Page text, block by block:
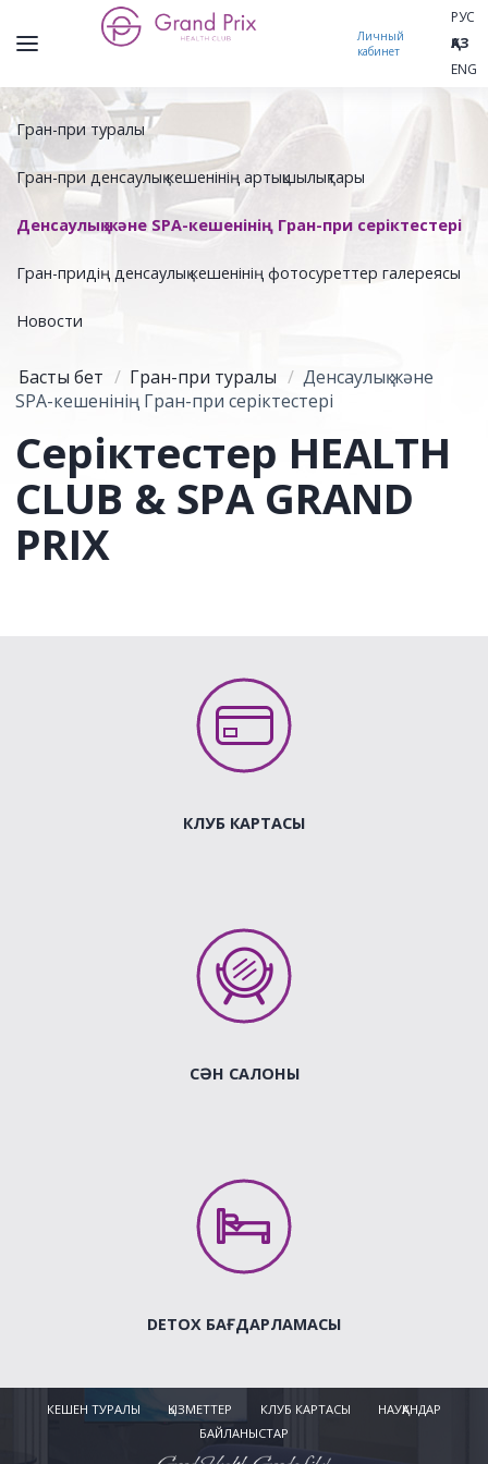
Личный
кабинет
РУС
ҚАЗ
ENG
Гран-при туралы
Гран-при денсаулық кешенінің артықшылықтары
Денсаулық және SPA-кешенінің Гран-при серіктестері
Гран-придің денсаулық кешенінің фотосуреттер галереясы
Новости
Басты бет / Гран-при туралы / Денсаулық және
SPA-кешенінің Гран-при серіктестері
Серіктестер HEALTH
CLUB & SPA GRAND
PRIX
КЛУБ КАРТАСЫ
СӘН САЛОНЫ
DETOX БАҒДАРЛАМАСЫ
КЕШЕН ТУРАЛЫ ҚЫЗМЕТТЕР КЛУБ КАРТАСЫ
НАУҚАНДАР
БАЙЛАНЫСТАР